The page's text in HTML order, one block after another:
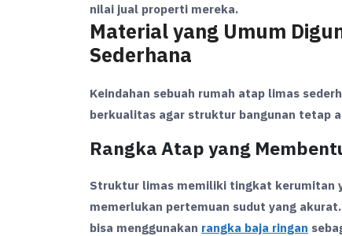
nilai jual properti mereka.
Material yang Umum
Sederhana
Keindahan sebuah rumah atap limas
berkualitas agar struktur bangunan tetap
Rangka Atap yang
Struktur limas memiliki tingkat kerumitan
memerlukan pertemuan sudut yang
bisa menggunakan rangka baja ringan